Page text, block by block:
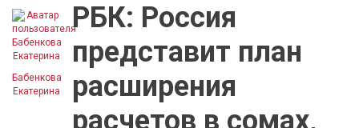
Бабенкова
Екатерина
РБК: Россия
представит план
расширения
расчетов в сомах,